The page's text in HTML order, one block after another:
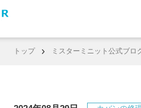
トップ ミスターミニット公式ブロ